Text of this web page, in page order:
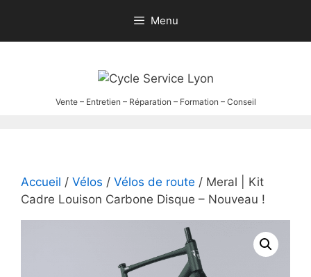
contenu
Menu
Accueil / Vélos / Vélos de route / Meral | Kit
Cadre Louison Carbone Disque – Nouveau !